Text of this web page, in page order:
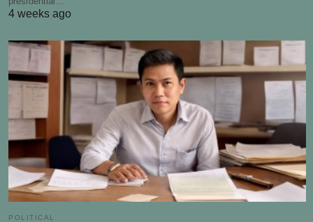
4 weeks ago
POLITICAL